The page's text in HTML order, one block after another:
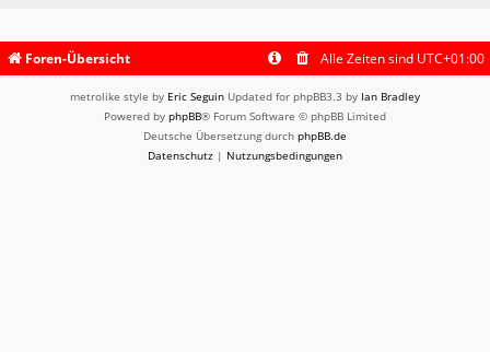
Foren-Übersicht Alle Zeiten sind UTC+01:00
metrolike style by Eric Seguin Updated for phpBB3.3 by Ian Bradley
Powered by phpBB® Forum Software © phpBB Limited
Deutsche Übersetzung durch phpBB.de
Datenschutz | Nutzungsbedingungen